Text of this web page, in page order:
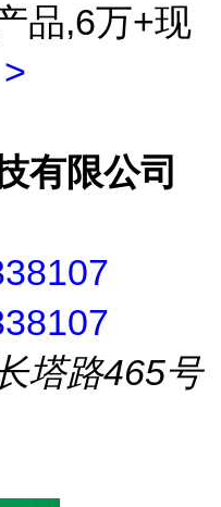
品,6万+现
有限公司
塔路465号